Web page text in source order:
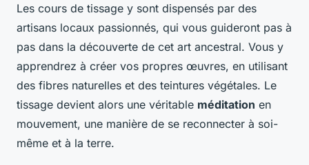
Les cours de tissage y sont dispensés par des
artisans locaux passionnés, qui vous guideront pas à
pas dans la découverte de cet art ancestral. Vous y
apprendrez à créer vos propres œuvres, en utilisant
des fibres naturelles et des teintures végétales. Le
tissage devient alors une véritable méditation en
mouvement, une manière de se reconnecter à soi-
même et à la terre.